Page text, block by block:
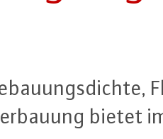
bietet